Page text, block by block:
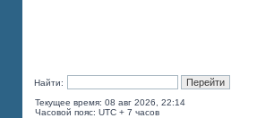
Найти:
Текущее время: 08 авг 2026, 22:14
Часовой пояс: UTC + 7 часов